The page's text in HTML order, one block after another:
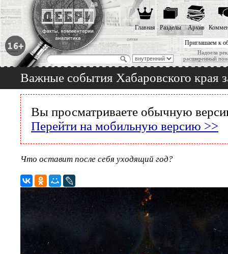
Приглашаем к
Надоела
расширенный
Главная Разделы Архив
Важные события Хабаровского края
Вы просматриваете обычную
Перейти на мобильную версию >>
Что оставит после себя уходящий год?